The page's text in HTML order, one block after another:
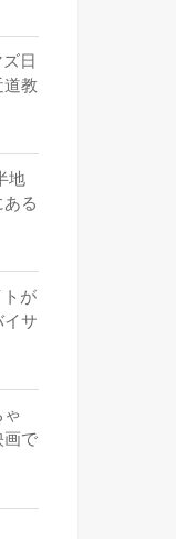
日
教
地
る
が
イサ
ゃ
画で